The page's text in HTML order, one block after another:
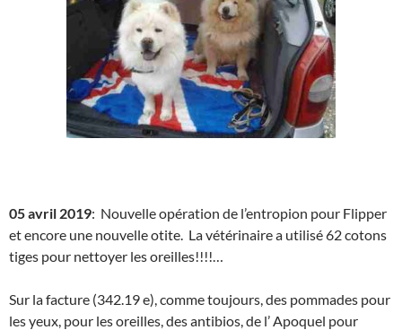
05 avril 2019: Nouvelle opération de l’entropion pour Flipper
et encore une nouvelle otite. La vétérinaire a utilisé 62 cotons
tiges pour nettoyer les oreilles!!!!…
Sur la facture (342.19 e), comme toujours, des pommades pour
les yeux, pour les oreilles, des antibios, de l’ Apoquel pour